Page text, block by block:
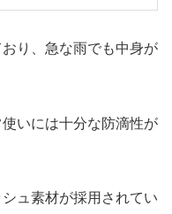
り、急な雨でも中身が
いには十分な防滴性が
ュ素材が採用されてい